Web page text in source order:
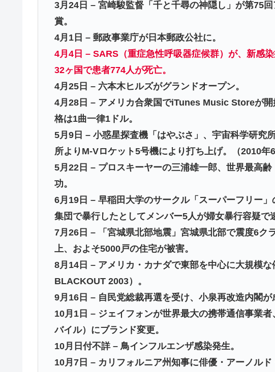
3月24日 – 宮崎駿監督「千と千尋の神隠し」が第75
賞。
4月1日 – 郵政事業庁が日本郵政公社に。
4月4日 – SARS（重症急性呼吸器症候群）が、新感
32ヶ国で患者774人が死亡。
4月25日 – 六本木ヒルズがグランドオープン。
4月28日 – アメリカ合衆国でiTunes Music Storeが
格は1曲一律1ドル。
5月9日 – 小惑星探査機「はやぶさ」、宇宙科学研究
所よりM-Vロケット5号機により打ち上げ。（2010年
5月22日 – プロスキーヤーの三浦雄一郎、世界最高
功。
6月19日 – 早稲田大学のサークル「スーパーフリー
集団で暴行したとしてメンバー5人が婦女暴行容疑で
7月26日 – 「宮城県北部地震」宮城県北部で震度6ク
上、およそ5000戸の住宅が被害。
8月14日 – アメリカ・カナダで東部を中心に大規模な
BLACKOUT 2003）。
9月16日 – 自民党総裁再選を受け、小泉再改造内閣が
10月1日 – ジェイフォンが世界最大の携帯通信事業
バイル）にブランド変更。
10月日付不詳 – 鳥インフルエンザ感染発生。
10月7日 – カリフォルニア州知事に俳優・アーノルド